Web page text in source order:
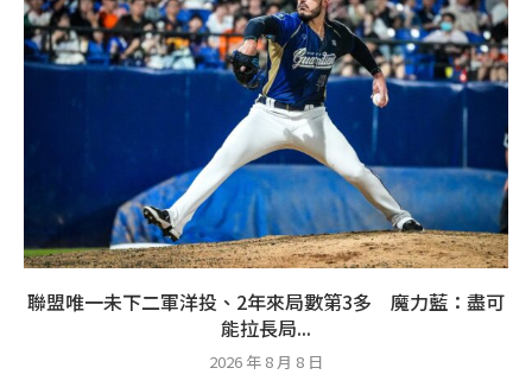
聯盟唯一未下二軍洋投、2年來局數第3多 魔力藍：盡可
能拉長局...
2026 年 8 月 8 日